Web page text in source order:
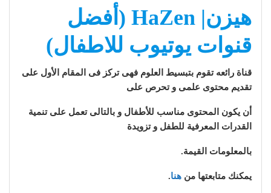
هيزن| HaZen (أفضل
قنوات يوتيوب للاطفال)
قناة رائعه تقوم بتبسيط العلوم فهى تركز فى المقام الأول على
تقديم محتوى علمى و تحرص على
أن يكون المحتوى مناسب للأطفال و بالتالى تعمل على تنمية
القدرات المعرفية للطفل و تزويدة
بالمعلومات القيمة.
يمكنك متابعتها من هنا.